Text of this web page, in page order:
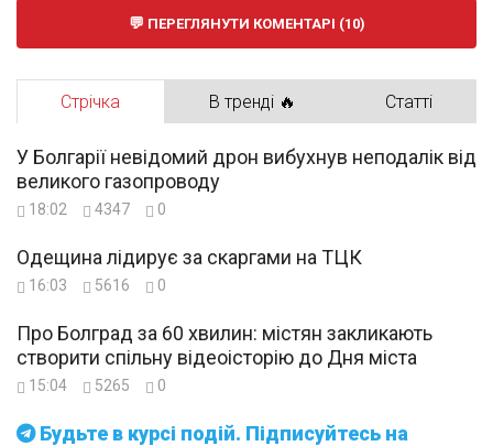
ПЕРЕГЛЯНУТИ КОМЕНТАРІ (10)
Стрічка В тренді 🔥 Статті
Будьте в курсі подій. Підписуйтесь на
У Болгарії невідомий дрон вибухнув неподалік від
великого газопроводу
18:02 4347 0
Одещина лідирує за скаргами на ТЦК
16:03 5616 0
Про Болград за 60 хвилин: містян закликають
створити спільну відеоісторію до Дня міста
15:04 5265 0